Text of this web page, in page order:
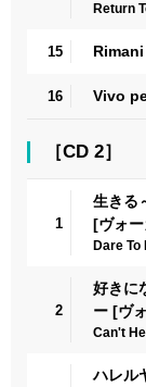
Return
15 Rimani
16 Vivo
［CD 2］
1
生きる
[ヴォー
Dare
2
好きに
ー [ヴ
Can't
ハレル